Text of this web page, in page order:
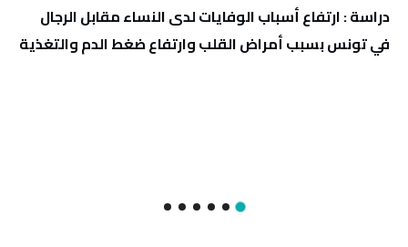
دراسة : ارتفاع أسباب الوفايات لدى النساء مقابل الرجال
في تونس بسبب أمراض القلب وارتفاع ضغط الدم والتغذية